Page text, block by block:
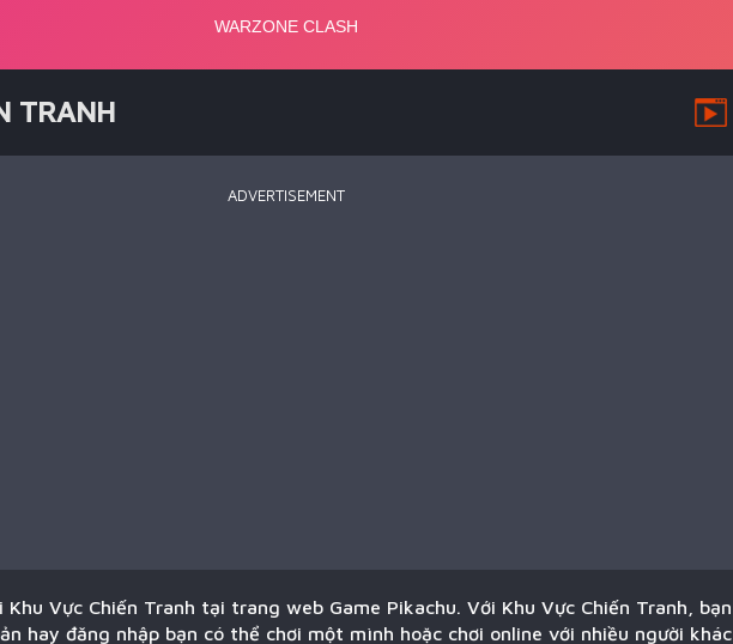
TRANH
ADVERTISEMENT
Vực Chiến Tranh tại trang web Game Pikachu. Với Khu Vực Chiến Tranh, bạn
hay đăng nhập bạn có thể chơi một mình hoặc chơi online với nhiều người khác